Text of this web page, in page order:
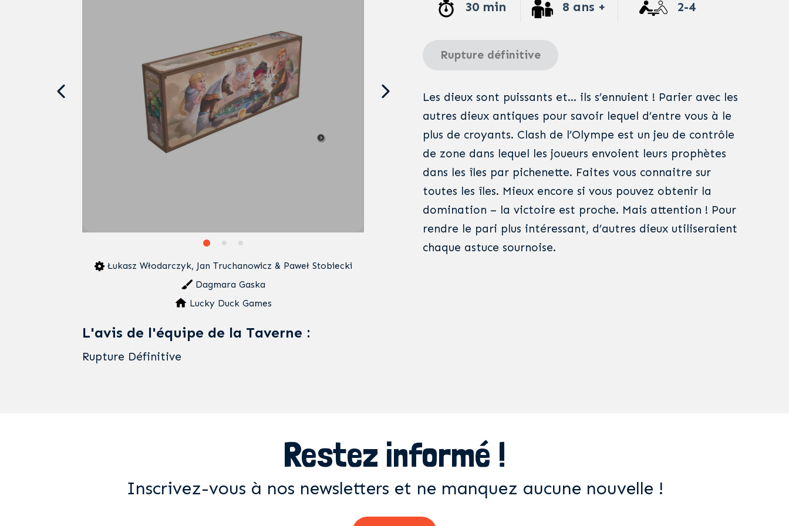
Łukasz Włodarczyk, Jan Truchanowicz & Paweł Stobiecki
Dagmara Gaska
Lucky Duck Games
L'avis de l'équipe de la Taverne :
Rupture Définitive
30 min 8 ans + 2-4
Rupture définitive
Les dieux sont puissants et… ils s’ennuient ! Parier avec les
autres dieux antiques pour savoir lequel d’entre vous à le
plus de croyants. Clash de l’Olympe est un jeu de contrôle
de zone dans lequel les joueurs envoient leurs prophètes
dans les îles par pichenette. Faites vous connaitre sur
toutes les îles. Mieux encore si vous pouvez obtenir la
domination – la victoire est proche. Mais attention ! Pour
rendre le pari plus intéressant, d’autres dieux utiliseraient
chaque astuce sournoise.
Restez informé !
Inscrivez-vous à nos newsletters et ne manquez aucune nouvelle !